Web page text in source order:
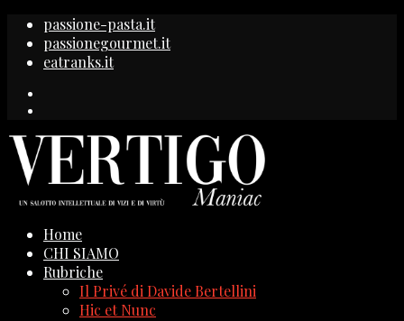
passione-pasta.it
passionegourmet.it
eatranks.it
Home
CHI SIAMO
Rubriche
Il Privé di Davide Bertellini
Hic et Nunc